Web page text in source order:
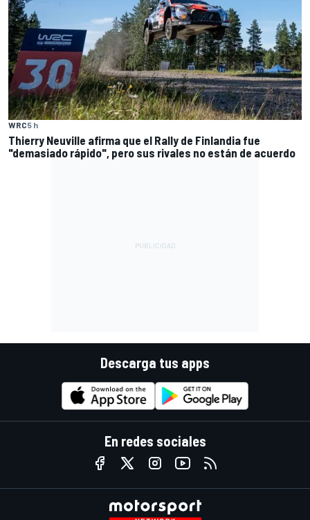
WRC5 h
Thierry Neuville afirma que el Rally de Finlandia fue
"demasiado rápido", pero sus rivales no están de acuerdo
Descarga tus apps
En redes sociales